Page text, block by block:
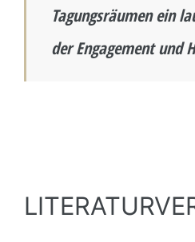
Tagungsräumen ein
der Engagement und